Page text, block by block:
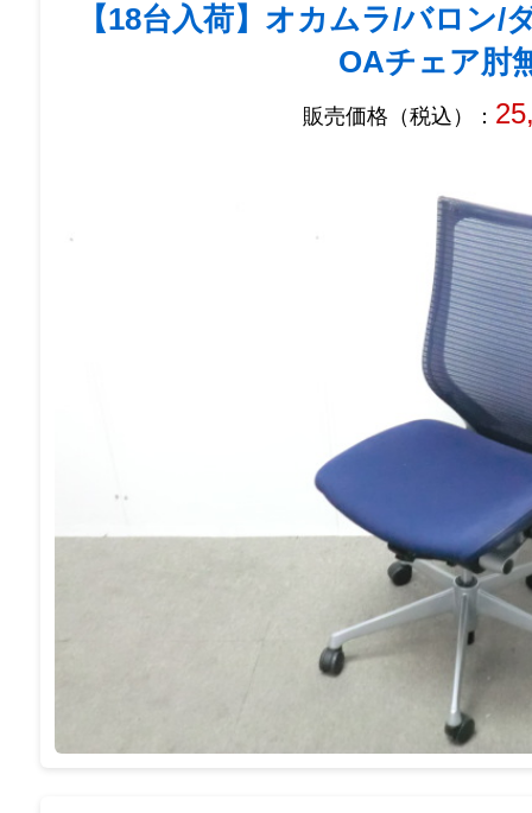
【18台入荷】オカムラ/バロン/
OAチェア肘
販売価格（税込）：